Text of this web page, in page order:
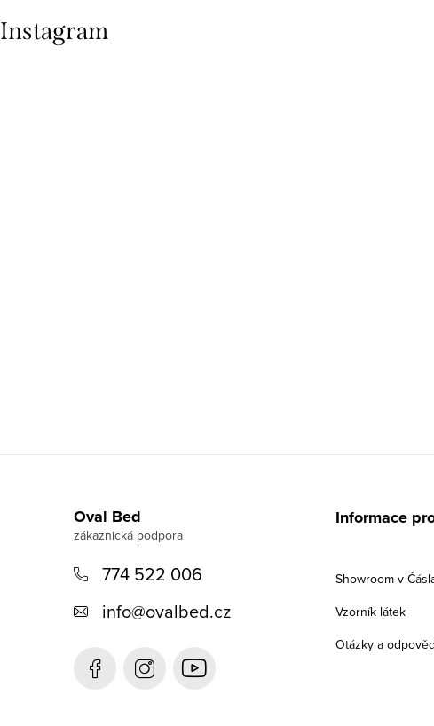
Instagram
Oval Bed
774 522 006
info@ovalbed.cz
Informace
Showroom v
Vzorník látek
Otázky a